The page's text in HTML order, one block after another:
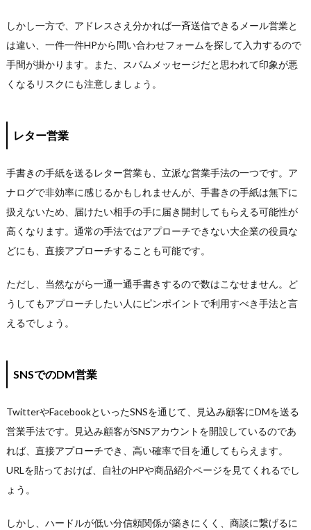
しかし一方で、アドレスさえ分かれば一斉送信できるメール営業と
は違い、一件一件HPから問い合わせフォームを探して入力するので
手間が掛かります。また、スパムメッセージだと思われて印象が悪
くなるリスクにも注意しましょう。
レター営業
手書きの手紙を送るレター営業も、立派な営業手法の一つです。ア
ナログで非効率に感じるかもしれませんが、手書きの手紙は無下に
扱えないため、届けたい相手の手に届き開封してもらえる可能性が
高くなります。通常の手法ではアプローチできない大企業の役員な
どにも、直接アプローチすることも可能です。
ただし、当然ながら一通一通手書きするので数はこなせません。ど
うしてもアプローチしたい人にピンポイントで利用すべき手法と言
えるでしょう。
SNSでのDM営業
TwitterやFacebookといったSNSを通じて、見込み顧客にDMを送る
営業手法です。見込み顧客がSNSアカウントを開設しているのであ
れば、直接アプローチでき、高い確率で目を通してもらえます。
URLを貼っておけば、自社のHPや商品紹介ページを見てくれるでし
ょう。
しかし、ハードルが低い分信頼関係が築きにくく、商談に繋げるに